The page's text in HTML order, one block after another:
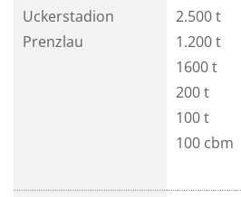
Uckerstadion
Prenzlau
2.500 t
1.200 t
1600 t
200 t
100 t
100 cbm